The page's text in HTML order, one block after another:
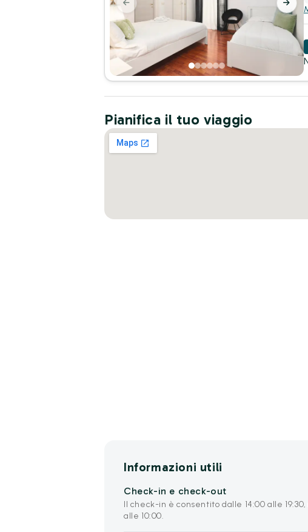
Pianifica il tuo viaggio
Informazioni utili
Check-in e check-out
Il check-in è consentito dalle 14:00 alle
alle 10:00.